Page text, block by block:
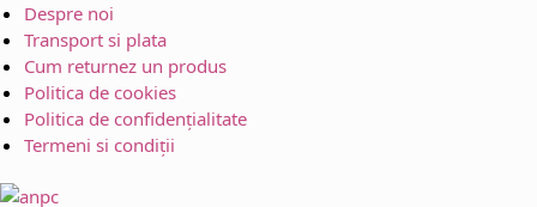
Despre noi
Transport si plata
Cum returnez un produs
Politica de cookies
Politica de confidențialitate
Termeni si condiții